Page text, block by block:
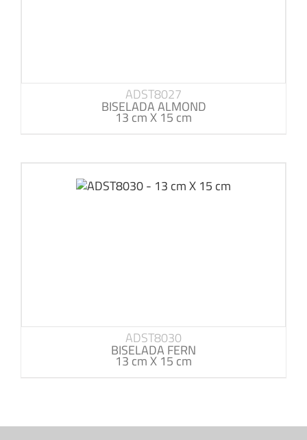
ADST8027
BISELADA ALMOND
13 cm X 15 cm
ADST8030
BISELADA FERN
13 cm X 15 cm